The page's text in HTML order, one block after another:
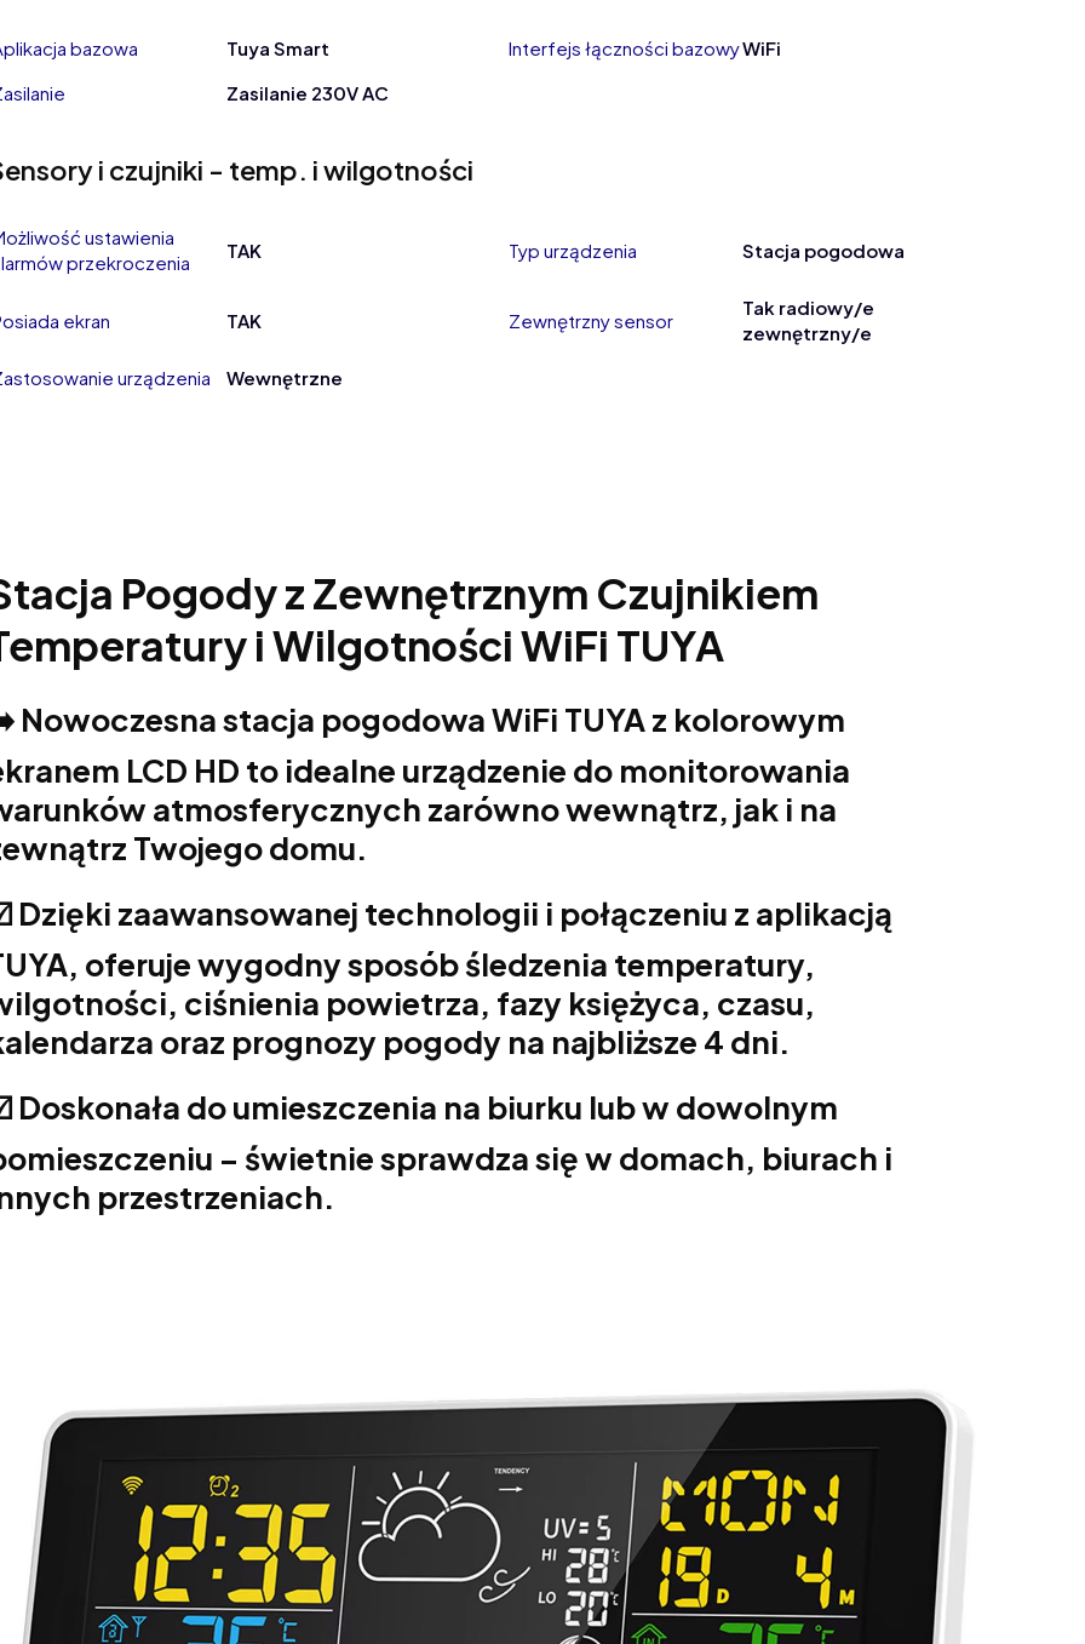
bazowa Tuya Smart Interfejs łączności bazowyWiFi
Zasilanie 230V AC
i czujniki - temp. i wilgotności
ustawienia
przekroczenia
TAK Typ urządzenia Stacja pogodowa
ekran TAK Zewnętrzny sensor
Tak radiowy/e
zewnętrzny/e
urządzenia
Wewnętrzne
Pogody z Zewnętrznym Czujnikiem
i Wilgotności WiFi TUYA
Nowoczesna stacja pogodowa WiFi TUYA z kolorowym
LCD HD to idealne urządzenie do monitorowania
atmosferycznych zarówno wewnątrz, jak i na
Twojego domu.
Dzięki zaawansowanej technologii i połączeniu z aplikacją
oferuje wygodny sposób śledzenia temperatury,
ciśnienia powietrza, fazy księżyca, czasu,
oraz prognozy pogody na najbliższe 4 dni.
Doskonała do umieszczenia na biurku lub w dowolnym
– świetnie sprawdza się w domach, biurach i
przestrzeniach.